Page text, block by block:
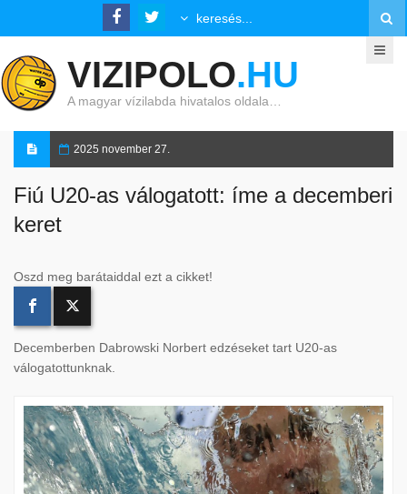
VIZIPOLO.HU
A magyar vízilabda hivatalos oldala…
2025 november 27.
Fiú U20-as válogatott: íme a decemberi
keret
Oszd meg barátaiddal ezt a cikket!
Decemberben Dabrowski Norbert edzéseket tart U20-as
válogatottunknak.